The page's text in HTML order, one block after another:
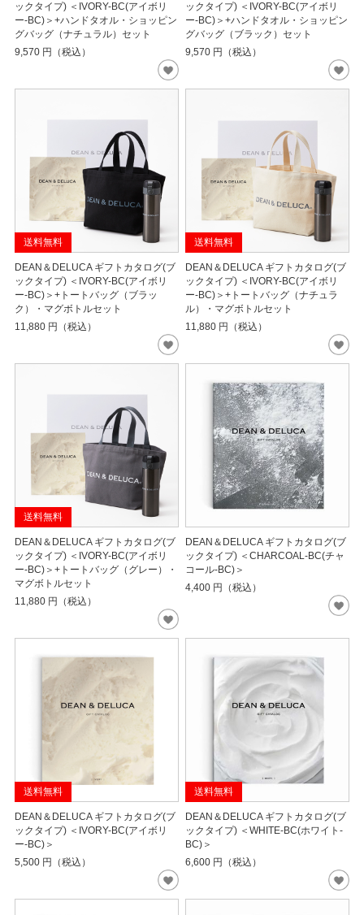
ックタイプ) ＜IVORY-BC(アイボリ
ー-BC)＞+ハンドタオル・ショッピン
グバッグ（ナチュラル）セット
9,570 円（税込）
ックタイプ) ＜IVORY-BC(アイボリ
ー-BC)＞+ハンドタオル・ショッピン
グバッグ（ブラック）セット
9,570 円（税込）
送料無料
DEAN＆DELUCA ギフトカタログ(ブ
ックタイプ) ＜IVORY-BC(アイボリ
ー-BC)＞+トートバッグ（ブラッ
ク）・マグボトルセット
11,880 円（税込）
送料無料
DEAN＆DELUCA ギフトカタログ(ブ
ックタイプ) ＜IVORY-BC(アイボリ
ー-BC)＞+トートバッグ（ナチュラ
ル）・マグボトルセット
11,880 円（税込）
送料無料
DEAN＆DELUCA ギフトカタログ(ブ
ックタイプ) ＜IVORY-BC(アイボリ
ー-BC)＞+トートバッグ（グレー）・
マグボトルセット
11,880 円（税込）
DEAN＆DELUCA ギフトカタログ(ブ
ックタイプ) ＜CHARCOAL-BC(チャ
コール-BC)＞
4,400 円（税込）
送料無料
DEAN＆DELUCA ギフトカタログ(ブ
ックタイプ) ＜IVORY-BC(アイボリ
ー-BC)＞
5,500 円（税込）
送料無料
DEAN＆DELUCA ギフトカタログ(ブ
ックタイプ) ＜WHITE-BC(ホワイト-
BC)＞
6,600 円（税込）